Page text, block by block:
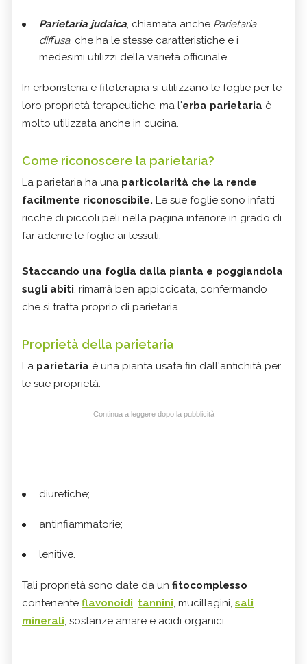
Parietaria judaica, chiamata anche Parietaria
diffusa, che ha le stesse caratteristiche e i
medesimi utilizzi della varietà officinale.
In erboristeria e fitoterapia si utilizzano le foglie per le
loro proprietà terapeutiche, ma l'erba parietaria è
molto utilizzata anche in cucina.
Come riconoscere la parietaria?
La parietaria ha una particolarità che la rende
facilmente riconoscibile. Le sue foglie sono infatti
ricche di piccoli peli nella pagina inferiore in grado di
far aderire le foglie ai tessuti.
Staccando una foglia dalla pianta e poggiandola
sugli abiti, rimarrà ben appiccicata, confermando
che si tratta proprio di parietaria.
Proprietà della parietaria
La parietaria è una pianta usata fin dall'antichità per
le sue proprietà:
Continua a leggere dopo la pubblicità
diuretiche;
antinfiammatorie;
lenitive.
Tali proprietà sono date da un fitocomplesso
contenente flavonoidi, tannini, mucillagini, sali
minerali, sostanze amare e acidi organici.